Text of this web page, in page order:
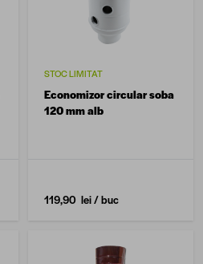
STOC LIMITAT
Economizor circular soba
120 mm alb
119,90 lei/ buc